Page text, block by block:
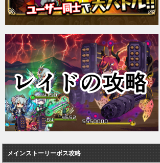
メインストーリーボス攻略